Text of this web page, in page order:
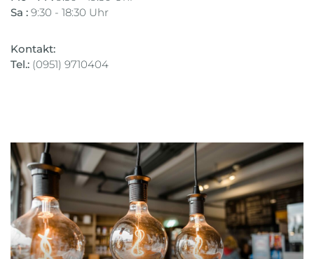
Sa : 9:30 - 18:30 Uhr
Kontakt:
Tel.: (0951) 9710404